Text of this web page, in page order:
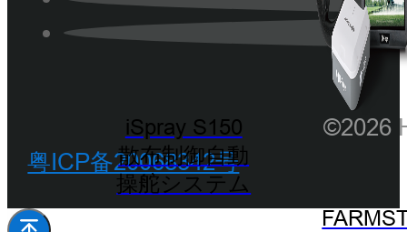
iSpray S150
散布制御自動
操舵システム
©2026
粤ICP备20068342号